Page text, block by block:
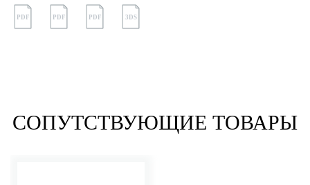
PDF PDF PDF 3DS
СОПУТСТВУЮЩИЕ ТОВАРЫ